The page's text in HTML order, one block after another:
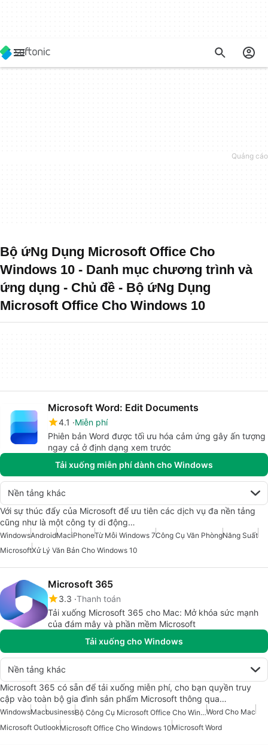
Bộ ứNg Dụng Microsoft Office Cho
Windows 10 - Danh mục chương trình và
ứng dụng - Chủ đề - Bộ ứNg Dụng
Microsoft Office Cho Windows 10
Microsoft Word: Edit Documents
4.1
Miễn phí
Phiên bản Word được tối ưu hóa cảm ứng gây ấn tượng
ngay cả ở định dạng xem trước
Tải xuống miễn phí dành cho Windows
Nền tảng khác
Với sự thúc đẩy của Microsoft để ưu tiên các dịch vụ đa nền tảng
cũng như là một công ty di động…
WindowsAndroidMaciPhoneTừ Mỗi Windows 7Công Cụ Văn PhòngNăng Suất
MicrosoftXử Lý Văn Bản Cho Windows 10
Microsoft 365
3.3 Thanh toán
Tải xuống Microsoft 365 cho Mac: Mở khóa sức mạnh
của đám mây và phần mềm Microsoft
Tải xuống cho Windows
Nền tảng khác
Microsoft 365 có sẵn để tải xuống miễn phí, cho bạn quyền truy
cập vào toàn bộ gia đình sản phẩm Microsoft thông qua…
WindowsMacbusiness Bộ Công Cụ Microsoft Office Cho Windows 7Word Cho Mac
Microsoft OutlookMicrosoft Office Cho Windows 10Microsoft Word